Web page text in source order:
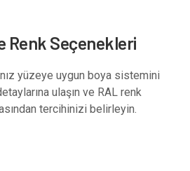
Renk Seçenekleri
yüzeye uygun boya sistemini
ulaşın ve RAL renk
tercihinizi belirleyin.